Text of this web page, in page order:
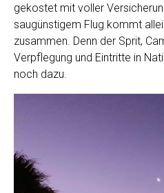
gekostet mit voller
saugünstigem Flug kommt
zusammen. Denn der Sprit,
Verpflegung und Eintritte in
noch dazu.